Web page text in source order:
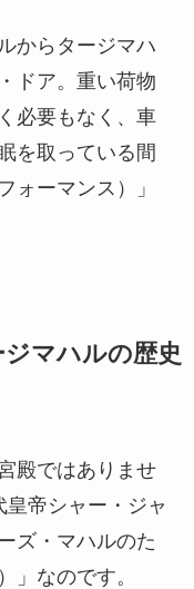
からタージマハ
ドア。重い荷物
必要もなく、車
を取っている間
ォーマンス）」
マハルの歴史
殿ではありませ
帝シャー・ジャ
ズ・マハルのた
」なのです。